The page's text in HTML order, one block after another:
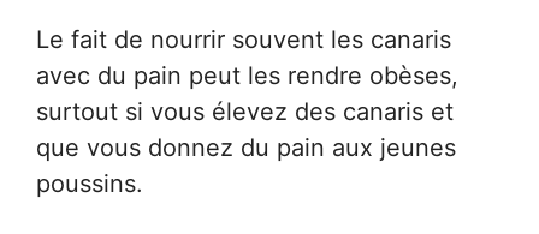
Le fait de nourrir souvent les canaris
avec du pain peut les rendre obèses,
surtout si vous élevez des canaris et
que vous donnez du pain aux jeunes
poussins.